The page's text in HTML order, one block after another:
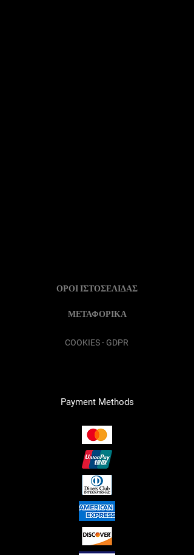
ΟΡΟΙ ΙΣΤΟΣΕΛΙΔΑΣ
ΜΕΤΑΦΟΡΙΚΑ
COOKIES - GDPR
Payment Methods